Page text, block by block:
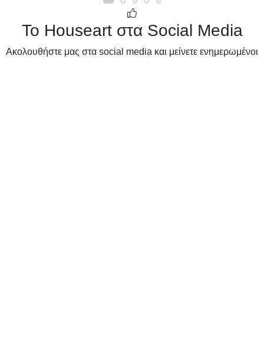
Το Houseart στα Social Media
Ακολουθήστε μας στα social media και μείνετε ενημερωμένοι